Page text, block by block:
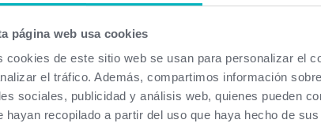
página web usa cookies
cookies de este sitio web se usan para personalizar el
el tráfico. Además, compartimos información
sociales, publicidad y análisis web, quienes pueden
hayan recopilado a partir del uso que haya hecho de
estas mejoras las tiene ya disponibles. En caso de usar Ofimedic
contacto con nuestro servicio técnico al 934920603 o envíe un email a
Los clientes con contrato de mantenimiento disponen de las
desde la sección de versionesusted puede conocer todas las mejoras